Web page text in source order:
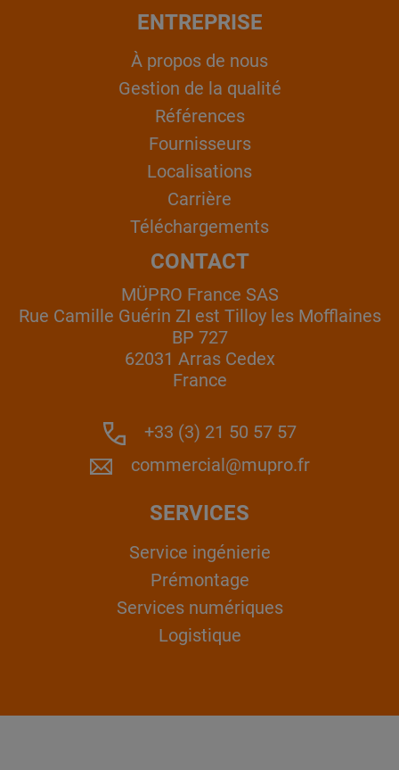
ENTREPRISE
À propos de nous
Gestion de la qualité
Références
Fournisseurs
Localisations
Carrière
Téléchargements
CONTACT
MÜPRO France SAS
Rue Camille Guérin ZI est Tilloy les Mofflaines
BP 727
62031 Arras Cedex
France
+33 (3) 21 50 57 57
commercial@mupro.fr
SERVICES
Service ingénierie
Prémontage
Services numériques
Logistique